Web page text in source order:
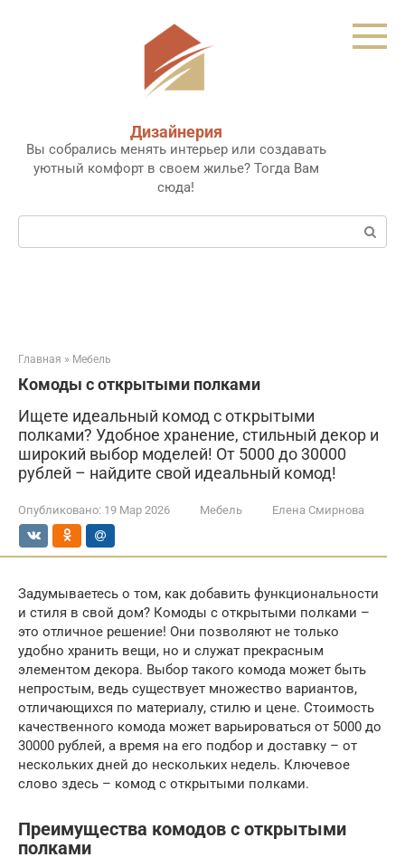
Дизайнерия
Вы собрались менять интерьер или создавать
уютный комфорт в своем жилье? Тогда Вам
сюда!
Поиск:
Главная » Мебель
Комоды с открытыми полками
Ищете идеальный комод с открытыми
полками? Удобное хранение, стильный декор и
широкий выбор моделей! От 5000 до 30000
рублей – найдите свой идеальный комод!
Опубликовано: 19 Мар 2026 Мебель Елена Смирнова
Задумываетесь о том, как добавить функциональности
и стиля в свой дом? Комоды с открытыми полками –
это отличное решение! Они позволяют не только
удобно хранить вещи, но и служат прекрасным
элементом декора. Выбор такого комода может быть
непростым, ведь существует множество вариантов,
отличающихся по материалу, стилю и цене. Стоимость
качественного комода может варьироваться от 5000 до
30000 рублей, а время на его подбор и доставку – от
нескольких дней до нескольких недель. Ключевое
слово здесь – комод с открытыми полками.
Преимущества комодов с открытыми
полками